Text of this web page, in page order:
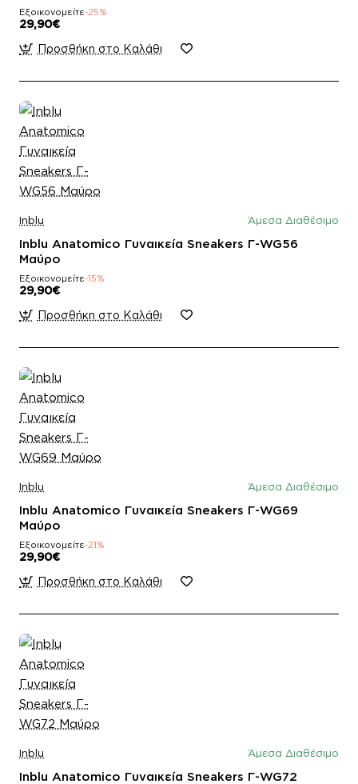
Εξοικονομείτε-25%
29,90€
Προσθήκη στο Καλάθι
Inblu Άμεσα Διαθέσιμο
Inblu Anatomico Γυναικεία Sneakers Γ-WG56
Μαύρο
Εξοικονομείτε-15%
29,90€
Προσθήκη στο Καλάθι
Inblu Άμεσα Διαθέσιμο
Inblu Anatomico Γυναικεία Sneakers Γ-WG69
Μαύρο
Εξοικονομείτε-21%
29,90€
Προσθήκη στο Καλάθι
Inblu Άμεσα Διαθέσιμο
Inblu Anatomico Γυναικεία Sneakers Γ-WG72